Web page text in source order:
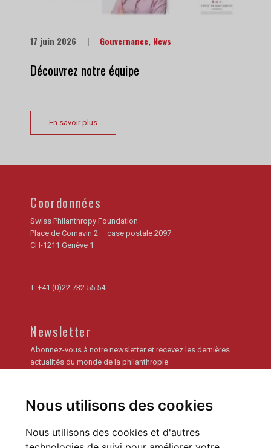
Nous utilisons des cookies
Nous utilisons des cookies et d'autres
17 juin 2026 | Gouvernance, News
Découvrez notre équipe
En savoir plus
Coordonnées
Swiss Philanthropy Foundation
Place de Cornavin 2 – case postale 2097
CH-1211 Genève 1
T. +41 (0)22 732 55 54
Newsletter
Abonnez-vous à notre newsletter et recevez les dernières
actualités du monde de la philanthropie